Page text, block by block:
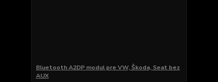
Bluetooth A2DP modul pre VW, Škoda, Seat bez
AUX